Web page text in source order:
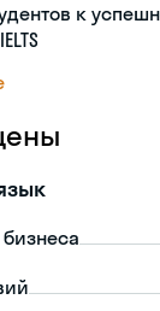
к